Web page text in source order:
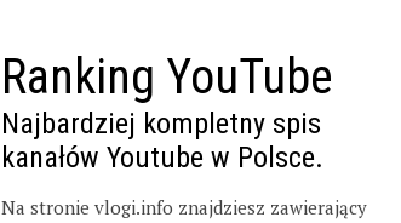
Ranking YouTube
Najbardziej kompletny spis
kanałów Youtube w Polsce.
Na stronie vlogi.info znajdziesz zawierający